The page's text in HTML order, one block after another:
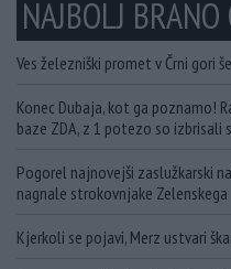
NAJBOLJ
Ves železniški promet v Črni gori
Konec Dubaja, kot ga poznamo!
baze ZDA, z 1 potezo so
Pogorel najnovejši zaslužkarski
nagnale strokovnjake Zelenskega
Kjerkoli se pojavi, Merz ustvari